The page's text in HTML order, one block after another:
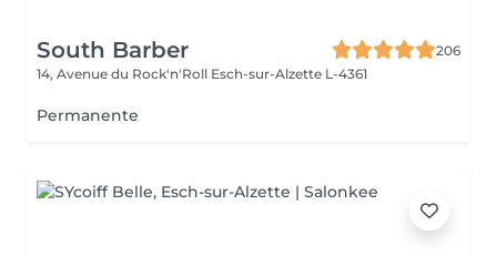
South Barber
206
14, Avenue du Rock'n'Roll Esch-sur-Alzette L-4361
Permanente